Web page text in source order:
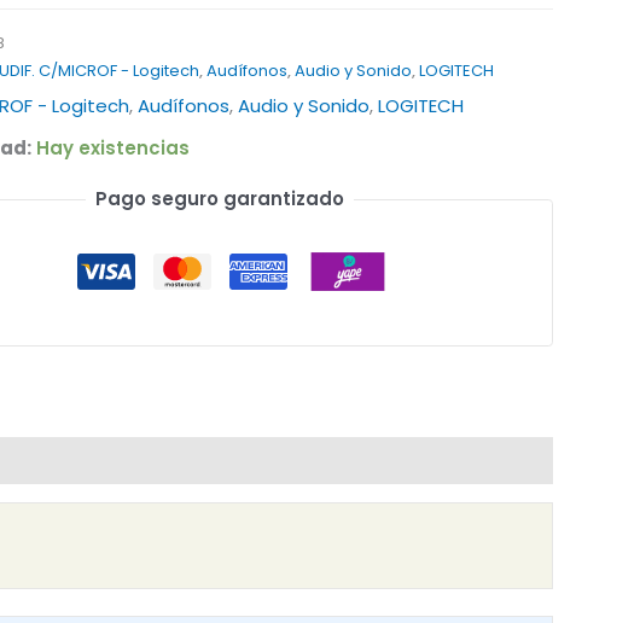
- Logitech,Audífonos,Audio y Sonido,LOGITECH
Hay existencias
C/MICROF - Logitech,Audífonos,Audio y Sonido,LOGITECH
Pago seguro garantizado